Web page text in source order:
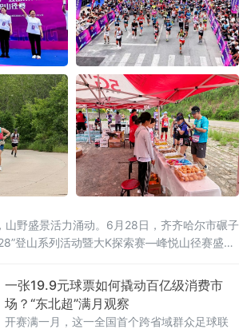
山野盛景活力涌动。6月28日，齐齐哈尔市碾子
登山系列活动暨大K探索赛—峰悦山径赛盛大
、市融媒体中心鼎力支持，区文广旅游局、
有限公司承办，辽宁维思天品体育发展有限
四年
一张19.9元球票如何撬动百亿级消费市
场？“东北超”满月观察
开赛满一月，这一全国首个跨省域群众足球联